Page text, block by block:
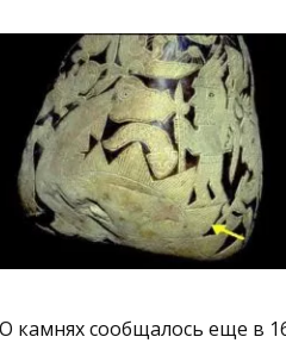
камнях сообщалось еще в